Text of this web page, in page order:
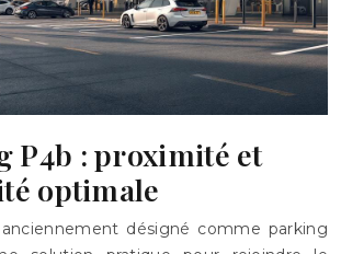
P4b : proximité et
optimale
désigné comme parking